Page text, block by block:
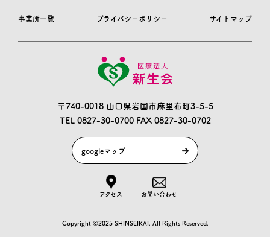
〒740-0018 山口県岩国市麻里布町3-5-5
TEL 0827-30-0700FAX 0827-30-0702
googleマップ
アクセス お問い合わせ
事業所一覧 プライバシーポリシー サイトマップ
Copyright ©2025 SHINSEIKAI. All Rights Reserved.